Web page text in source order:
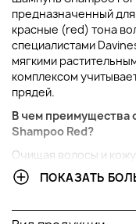
предназначенный
красные (red) тона
специалистами
мягкими
комплексом
прядей.
В чем преимущества
Shampoo Red?
Очищая волосы и
дает тканям потерять
поверхность волос,
помогает волосам
ПОКАЗАТЬ